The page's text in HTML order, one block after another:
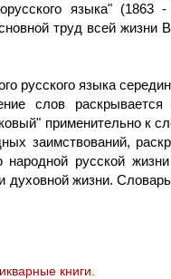
языка"
труд всей жизни
русского языка
слов
применительно к
заимствований,
народной русской
жизни.
книги.